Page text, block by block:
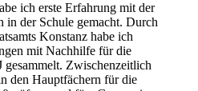
ich erste Erfahrung mit der
der Schule gemacht. Durch
Konstanz habe ich
mit Nachhilfe für die
Zwischenzeitlich
den Hauptfächern für die